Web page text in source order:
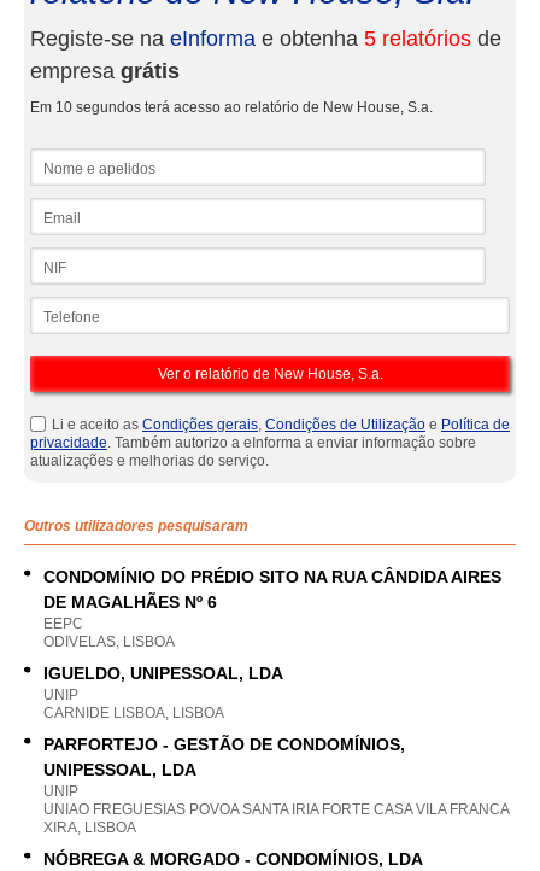
Registe-se na eInforma e obtenha 5 relatórios de
empresa grátis
Em 10 segundos terá acesso ao relatório de New House, S.a.
Li e aceito as Condições gerais, Condições de Utilização e Política de
privacidade. Também autorizo a eInforma a enviar informação sobre
atualizações e melhorias do serviço.
Outros utilizadores pesquisaram
CONDOMÍNIO DO PRÉDIO SITO NA RUA CÂNDIDA AIRES
DE MAGALHÃES Nº 6
EEPC
ODIVELAS, LISBOA
IGUELDO, UNIPESSOAL, LDA
UNIP
CARNIDE LISBOA, LISBOA
PARFORTEJO - GESTÃO DE CONDOMÍNIOS,
UNIPESSOAL, LDA
UNIP
UNIAO FREGUESIAS POVOA SANTA IRIA FORTE CASA VILA FRANCA
XIRA, LISBOA
NÓBREGA & MORGADO - CONDOMÍNIOS, LDA